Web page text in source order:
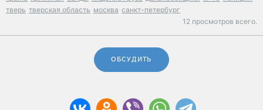
тверь тверская область москва санкт-петербург
12 просмотров всего.
ОБСУДИТЬ